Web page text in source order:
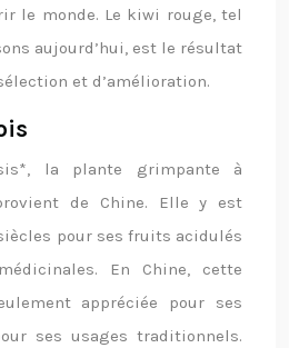
le monde. Le kiwi rouge, tel
aujourd’hui, est le résultat
et d’amélioration.
la plante grimpante à
de Chine. Elle y est
pour ses fruits acidulés
En Chine, cette
appréciée pour ses
ses usages traditionnels.